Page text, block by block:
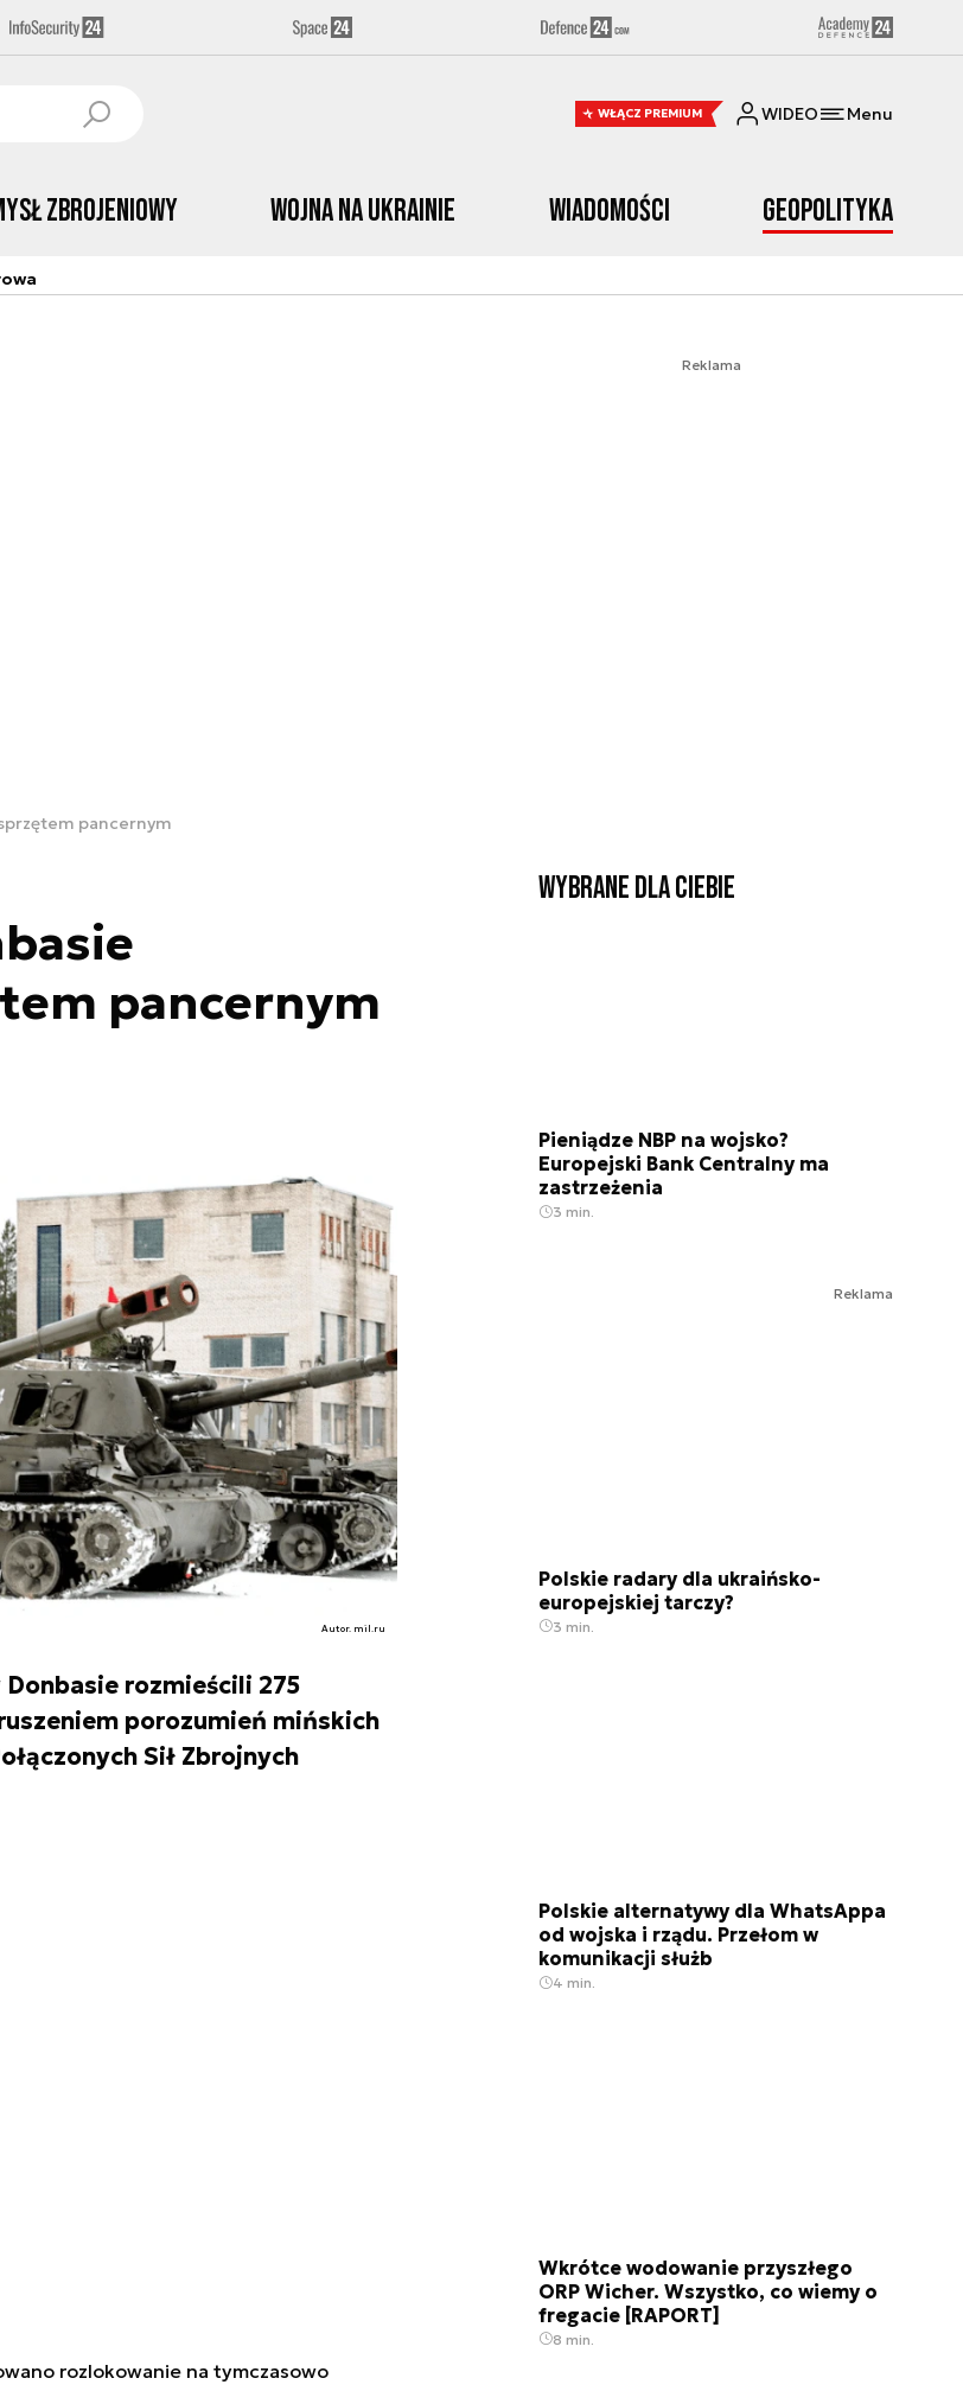
WŁĄCZ PREMIUM WIDEO Menu
Zbrojeniowy Wojna na Ukrainie Wiadomości Geopolityka
Reklama
pancernym
pancernym
Autor. mil.ru
rozmieścili 275
porozumień mińskich
Sił Zbrojnych
rozlokowanie na tymczasowo
Wybrane dla Ciebie
Pieniądze NBP na wojsko?
Europejski Bank Centralny ma
zastrzeżenia
3 min.
Reklama
Polskie radary dla ukraińsko-
europejskiej tarczy?
3 min.
Polskie alternatywy dla WhatsAppa
od wojska i rządu. Przełom w
komunikacji służb
4 min.
Wkrótce wodowanie przyszłego
ORP Wicher. Wszystko, co wiemy o
fregacie [RAPORT]
8 min.